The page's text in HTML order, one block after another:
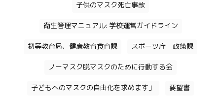
子供のマスク死亡事故
衛生管理マニュアル: 学校運営ガイドライン
初等教育局、健康教育食育課 スポーツ庁 政策課
ノーマスク脱マスクのために行動する会
子どもへのマスクの自由化を求めます」 要望書